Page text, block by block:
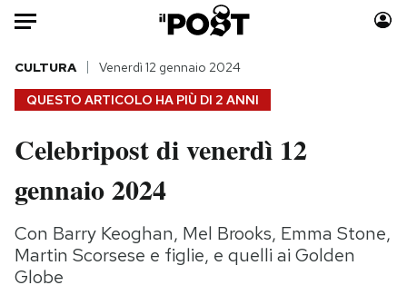
Auto
HOME
Italia
Politica
Tecnologia
Internet
Scienza
Moda
Storie/Idee
Ok Boomer!
QUESTO ARTICOLO HA PIÙ DI 2 ANNI
CULTURA Venerdì 12 gennaio 2024
Celebripost di venerdì 12
gennaio 2024
Con Barry Keoghan, Mel Brooks, Emma Stone,
Martin Scorsese e figlie, e quelli ai Golden
Globe